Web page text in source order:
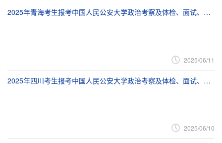
2025年青海考生报考中国人民公安大学政治考察及体检、面试、体能测评公告
2025/06/11
2025年四川考生报考中国人民公安大学政治考察及体检、面试、体能测评公告
2025/06/10